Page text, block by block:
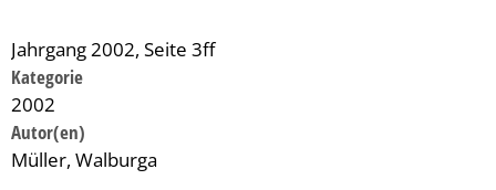
Jahrgang 2002, Seite 3ff
Kategorie
2002
Müller, Walburga